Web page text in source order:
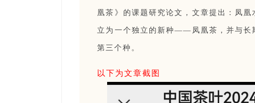
凰茶》的课题研究论文，文章提出：凤
立为一个独立的新种——凤凰茶，并与长
第三个种。
以下为文章截图